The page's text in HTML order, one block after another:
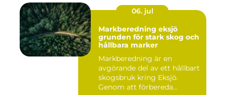
06. jul
Markberedning eksjö
grunden för stark skog och
hållbara marker
Markberedning är en
avgörande del av ett hållbart
skogsbruk kring Eksjö.
Genom att förbereda